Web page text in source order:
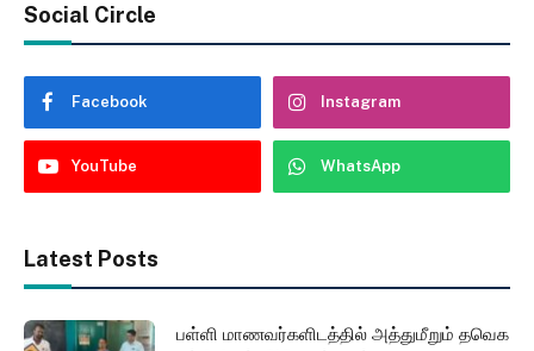
Social Circle
Facebook Instagram
YouTube WhatsApp
Latest Posts
பள்ளி மாணவர்களிடத்தில் அத்துமீறும் தவெக